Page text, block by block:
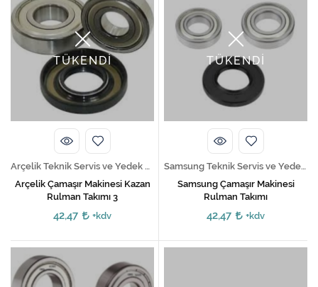
Fan
Fırın, Ocak ve Aspiratör
Kireç Önleme Ve Temizlik
Klima
Kondansatör
Küçük Ev Aletleri
Rezistanslar
TÜKENDİ
Arçelik Teknik Servis ve Yedek Parça Hizmetleri
Arçelik Çamaşır Makinesi Kazan
Rulman Takımı 3
42,47 +kdv
TÜKENDİ
Samsung Teknik Servis ve Yedek Parça Hizmetleri
Samsung Çamaşır Makinesi
Rulman Takımı
42,47 +kdv